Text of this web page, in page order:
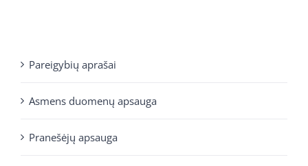
Pareigybių aprašai
Asmens duomenų apsauga
Pranešėjų apsauga